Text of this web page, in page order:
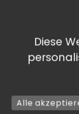
oder kalte
sorgt für ein
gewährleistet
den Aufwand
Diese
Alle